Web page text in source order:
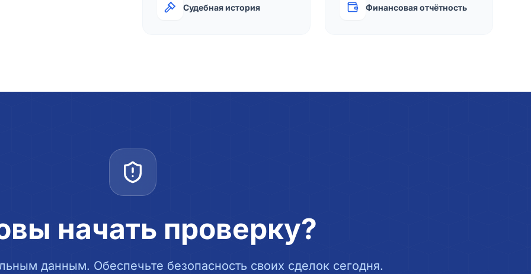
Судебная история Финансовая отчётность
начать проверку?
данным. Обеспечьте безопасность своих сделок сегодня.